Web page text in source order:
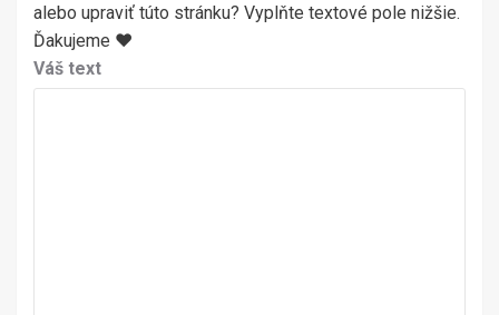
alebo upraviť túto stránku? Vyplňte textové pole nižšie.
Ďakujeme ♥
Váš text